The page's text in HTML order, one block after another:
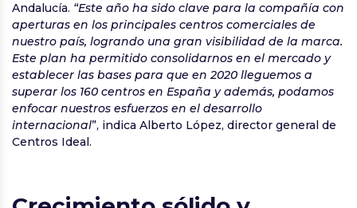
Andalucía. “Este año ha sido clave para la compañía con
aperturas en los principales centros comerciales de
nuestro país, logrando una gran visibilidad de la marca.
Este plan ha permitido consolidarnos en el mercado y
establecer las bases para que en 2020 lleguemos a
superar los 160 centros en España y además, podamos
enfocar nuestros esfuerzos en el desarrollo
internacional”, indica Alberto López, director general de
Centros Ideal.